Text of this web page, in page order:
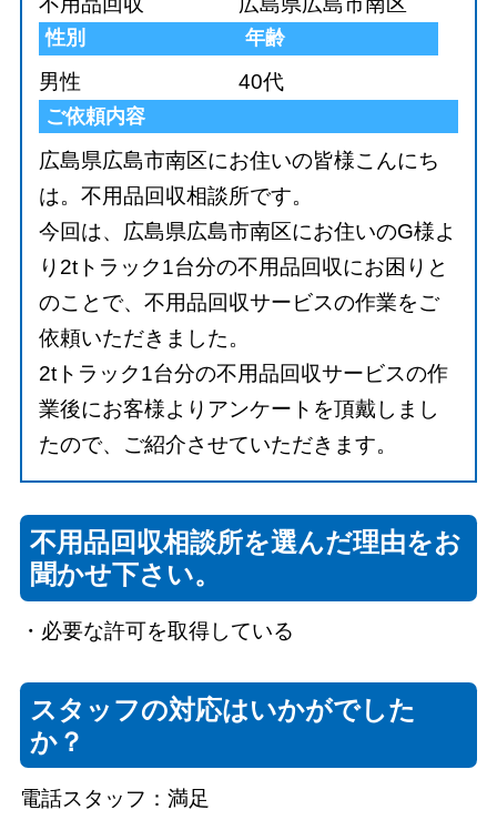
性別
男性
年齢
40代
ご依頼内容
広島県広島市南区にお住いの皆様こんにち
は。不用品回収相談所です。
今回は、広島県広島市南区にお住いのG様よ
り2tトラック1台分の不用品回収にお困りと
のことで、不用品回収サービスの作業をご
依頼いただきました。
2tトラック1台分の不用品回収サービスの作
業後にお客様よりアンケートを頂戴しまし
たので、ご紹介させていただきます。
不用品回収相談所を選んだ理由をお
聞かせ下さい。
・必要な許可を取得している
スタッフの対応はいかがでした
か？
電話スタッフ：満足